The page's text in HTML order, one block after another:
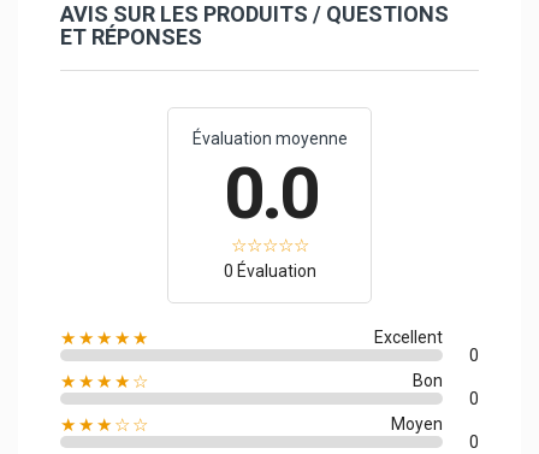
AVIS SUR LES PRODUITS / QUESTIONS
ET RÉPONSES
Évaluation moyenne
0.0
0 Évaluation
★★★★★
Excellent
0
★★★★☆
Bon
0
★★★☆☆
Moyen
0